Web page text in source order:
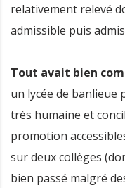
relativement relevé
admissible puis
Tout avait bien
un lycée de banlieue
très humaine et
promotion
sur deux collèges
bien passé malgré